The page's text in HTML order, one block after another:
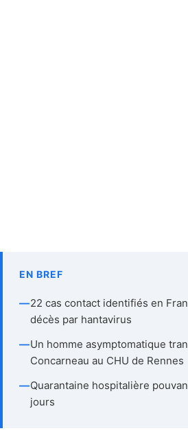
EN BREF
—22 cas contact identifiés en
décès par hantavirus
—Un homme asymptomatique
Concarneau au CHU de Rennes
—Quarantaine hospitalière
jours